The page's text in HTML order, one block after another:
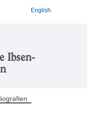
English
Ibsen-